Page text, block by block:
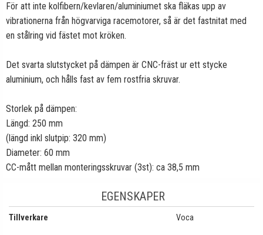
För att inte kolfibern/kevlaren/aluminiumet ska fläkas upp av
vibrationerna från högvarviga racemotorer, så är det fastnitat med
en stålring vid fästet mot kröken.
Det svarta slutstycket på dämpen är CNC-fräst ur ett stycke
aluminium, och hålls fast av fem rostfria skruvar.
Storlek på dämpen:
Längd: 250 mm
(längd inkl slutpip: 320 mm)
Diameter: 60 mm
CC-mått mellan monteringsskruvar (3st): ca 38,5 mm
EGENSKAPER
Tillverkare Voca